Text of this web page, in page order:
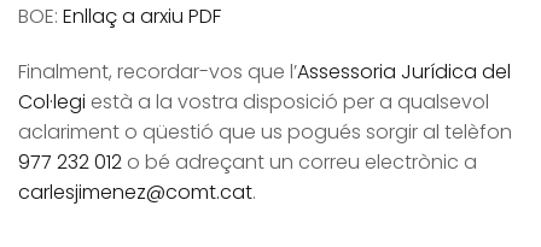
BOE: Enllaç a arxiu PDF
Finalment, recordar-vos que l’Assessoria Jurídica del
Col·legi està a la vostra disposició per a qualsevol
aclariment o qüestió que us pogués sorgir al telèfon
977 232 012 o bé adreçant un correu electrònic a
carlesjimenez@comt.cat.